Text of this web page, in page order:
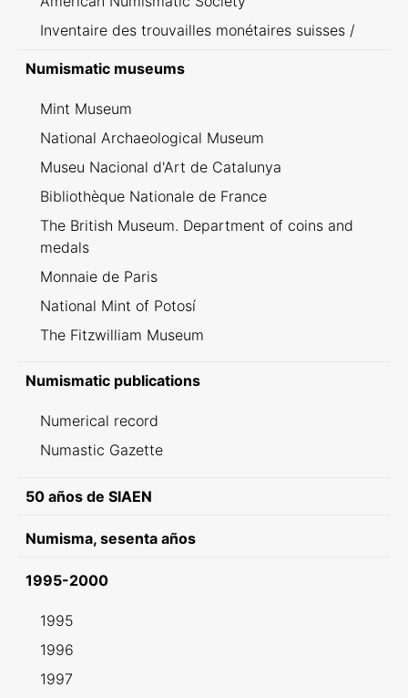
Inventaire des trouvailles monétaires suisses /
Numismatic museums
Mint Museum
National Archaeological Museum
Museu Nacional d'Art de Catalunya
Bibliothèque Nationale de France
The British Museum. Department of coins and
medals
Monnaie de Paris
National Mint of Potosí
The Fitzwilliam Museum
Numismatic publications
Numerical record
Numastic Gazette
50 años de SIAEN
Numisma, sesenta años
1995-2000
1995
1996
1997